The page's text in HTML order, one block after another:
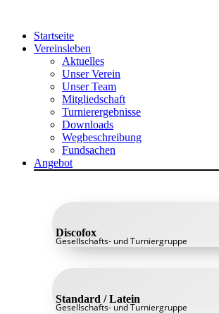
springenStartseite
Vereinsleben
Aktuelles
Unser Verein
Unser Team
Mitgliedschaft
Turnierergebnisse
Downloads
Wegbeschreibung
Fundsachen
Angebot
Discofox
Gesellschafts- und Turniergruppe
Standard / Latein
Gesellschafts- und Turniergruppe